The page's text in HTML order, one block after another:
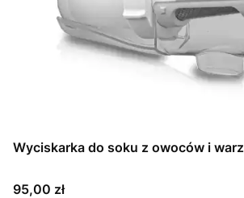
Wyciskarka do soku z owoców i
Cena
95,00 zł